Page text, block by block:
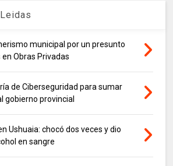
municipal por un presunto
Obras Privadas
de Ciberseguridad para sumar
gobierno provincial
Ushuaia: chocó dos veces y dio
en sangre